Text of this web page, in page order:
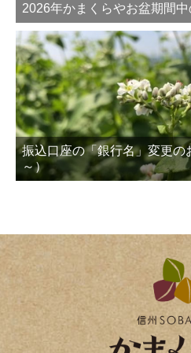
2026年かまくらやお盆期間
振込口座の「銀行名」変更の
～）